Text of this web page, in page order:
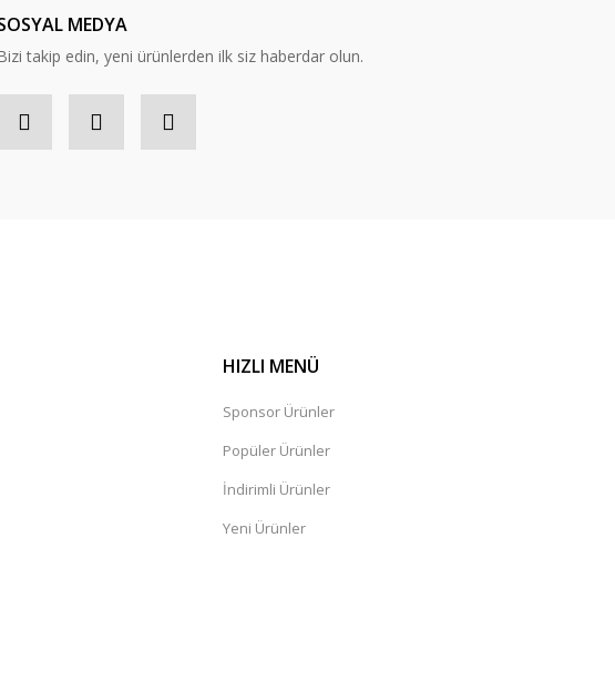
MEDYA
takip edin, yeni ürünlerden ilk siz haberdar olun.
HIZLI MENÜ
Sponsor Ürünler
Popüler Ürünler
İndirimli Ürünler
Yeni Ürünler